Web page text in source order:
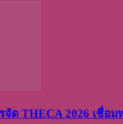
ด THECA 2026 เชื่อ